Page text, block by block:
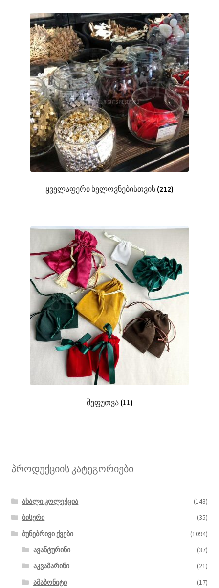
ყველაფერი ხელოვნებისთვის (212)
შეფუთვა (11)
პროდუქციის კატეგორიები
ახალი კოლექცია
(143)
ბისერი
(35)
ბუნებრივი ქვები
(1094)
ავანტურინი
(37)
აკვამარინი
(21)
ამაზონიტი
(17)